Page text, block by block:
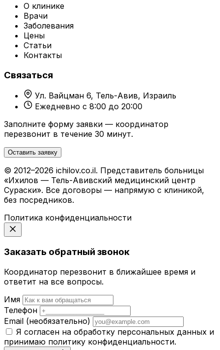
О клинике
Врачи
Заболевания
Цены
Статьи
Контакты
Связаться
Ул. Вайцман 6, Тель-Авив, Израиль
Ежедневно с 8:00 до 20:00
Заполните форму заявки — координатор
перезвонит в течение 30 минут.
Оставить заявку
© 2012–2026 ichilov.co.il. Представитель больницы
«Ихилов — Тель-Авивский медицинский центр
Сураски». Все договоры — напрямую с клиникой,
без посредников.
Политика конфиденциальности
Заказать обратный звонок
Координатор перезвонит в ближайшее время и
ответит на все вопросы.
Имя
Телефон
Email (необязательно)
Я согласен на обработку персональных данных и
принимаю политику конфиденциальности.